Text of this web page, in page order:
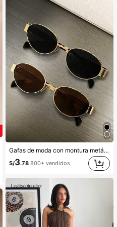
Gafas de moda con montura metálica ovalada/poligonal (media montura), adecuadas para uso diario y actividades al aire libre
S/3.78 800+ vendidos